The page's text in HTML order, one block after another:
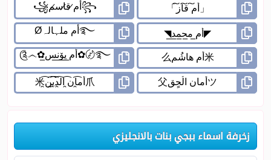
زخرفة اسماء ببجي بنات بالانجليزي